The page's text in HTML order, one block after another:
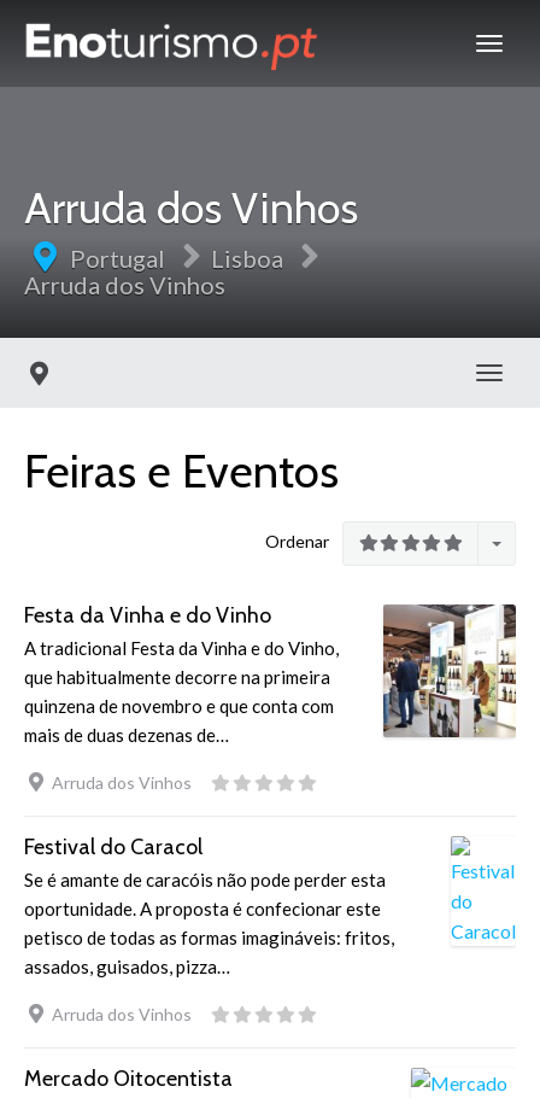
Arruda dos Vinhos
Portugal
Lisboa
Arruda dos Vinhos
Feiras e Eventos
Ordenar
Festa da Vinha e do Vinho
A tradicional Festa da Vinha e do Vinho,
que habitualmente decorre na primeira
quinzena de novembro e que conta com
mais de duas dezenas de…
Arruda dos Vinhos
Festival do Caracol
Se é amante de caracóis não pode perder esta
oportunidade. A proposta é confecionar este
petisco de todas as formas imagináveis: fritos,
assados, guisados, pizza…
Arruda dos Vinhos
Mercado Oitocentista